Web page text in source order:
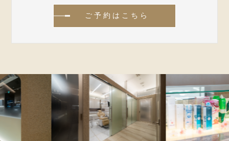
ご予約はこちら